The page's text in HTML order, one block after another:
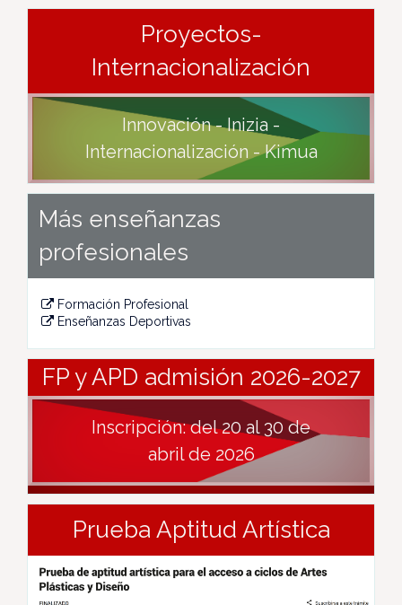
Proyectos-
Internacionalización
Innovación - Inizia -
Internacionalización - Kimua
Más enseñanzas
profesionales
Formación Profesional
Enseñanzas Deportivas
FP y APD admisión 2026-2027
Inscripción: del 20 al 30 de
abril de 2026
Prueba Aptitud Artística